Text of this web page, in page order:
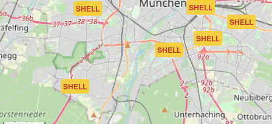
SHELL
SHELL
SHELL
SHELL
SHELL
SHELL